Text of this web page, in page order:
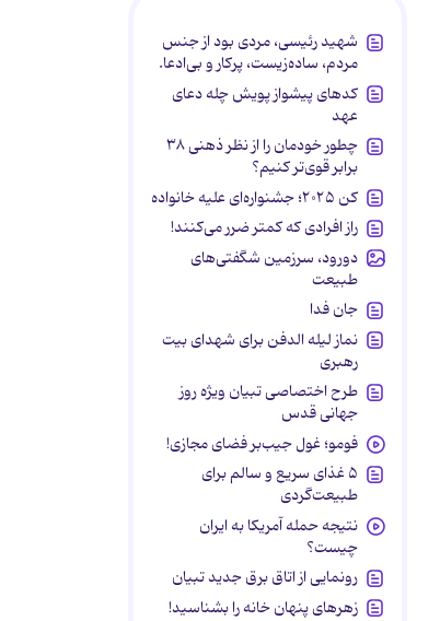
شهید رئیسی، مردی بود از جنس
مردم، ساده‌زیست، پرکار و بی‌ادعا.
کدهای پیشواز پویش چله دعای
عهد
چطور خودمان را از نظر ذهنی ۳۸
برابر قوی‌تر کنیم؟
کن ۲۰۲۵؛ جشنواره‌ای علیه خانواده
راز افرادی که کمتر ضرر می‌کنند!
دورود، سرزمین شگفتی‌های
طبیعت
جان فدا
نماز لیله الدفن برای شهدای بیت
رهبری
طرح اختصاصی تبیان ویژه روز
جهانی قدس
فومو؛ غول جیب‌بر فضای مجازی!
۵ غذای سریع و سالم برای
طبیعت‌گردی
نتیجه حمله آمریکا به ایران
چیست؟
رونمایی از اتاق برق جدید تبیان
زهرهای پنهان خانه را بشناسید!